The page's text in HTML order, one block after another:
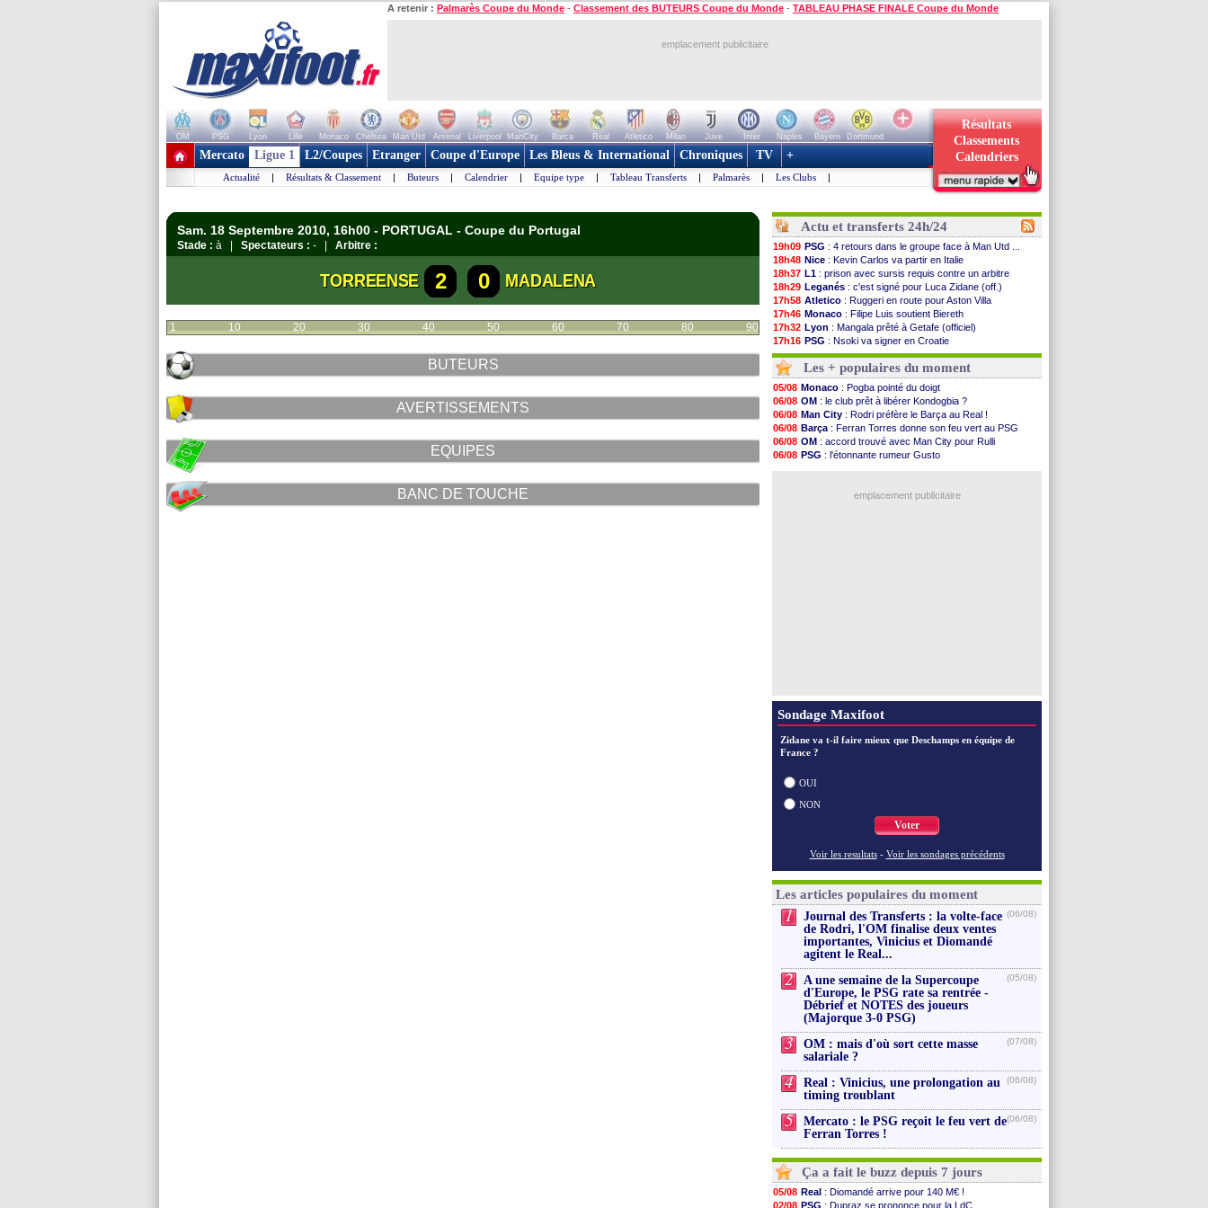
A retenir : Palmarès Coupe du Monde - Classement des BUTEURS Coupe du Monde - TABLEAU PHASE FINALE Coupe du Monde
emplacement publicitaire
OM PSG Lyon Lille Monaco Chelsea Man Utd Arsenal Liverpool ManCity Barca Real Atletico Milan Juve Inter Naples Bayern
Dortmund
+ de clubs
Résultats
Classements
Calendriers
Mercato Ligue 1 L2/Coupes Etranger Coupe d'Europe Les Bleus & International Chroniques TV +
Actualité | Résultats & Classement | Buteurs | Calendrier | Equipe type | Tableau Transferts | Palmarès | Les Clubs |
Sam. 18 Septembre 2010, 16h00 - PORTUGAL - Coupe du Portugal
Stade : à | Spectateurs : - | Arbitre :
TORREENSE 2 0 MADALENA
1 10 20 30 40 50 60 70 80 90
BUTEURS
AVERTISSEMENTS
EQUIPES
BANC DE TOUCHE
Actu et transferts 24h/24
19h09 PSG : 4 retours dans le groupe face à Man Utd ...
18h48 Nice : Kevin Carlos va partir en Italie
18h37 L1 : prison avec sursis requis contre un arbitre
18h29 Leganés : c'est signé pour Luca Zidane (off.)
17h58 Atletico : Ruggeri en route pour Aston Villa
17h46 Monaco : Filipe Luis soutient Biereth
17h32 Lyon : Mangala prêté à Getafe (officiel)
17h16 PSG : Nsoki va signer en Croatie
16h59 Arsenal: Naples vise Gabriel Jesus
16h37
Real : Mastantuono prêté à la Fiorentina (off.)
16h33 Man City: accord avec le Barça pour Rodri ?
16h27
Rennes : Haise a prolongé (officiel)
16h22
Palace: Tomiyasu a convaincu (officiel)
16h07
OM : B. Genesio - "ce n'est pas idéal"
15h46
TFC: Sion Oppong signe pour 4 ans (officiel)
15h41
PSG: Liverpool va proposer 115 M€ pour ...
15h20
Norvège: la démission d'Infantino réclamée
: Luca Zidane va changer de club
Les + populaires du moment
05/08 Monaco : Pogba pointé du doigt
06/08 OM : le club prêt à libérer Kondogbia ?
06/08 Man City : Rodri préfère le Barça au Real !
06/08 Barça : Ferran Torres donne son feu vert au PSG
06/08 OM : accord trouvé avec Man City pour Rulli
06/08 PSG : l'étonnante rumeur Gusto
emplacement publicitaire
Sondage Maxifoot
Zidane va t-il faire mieux que Deschamps en équipe de
France ?
OUI
NON
Voter
Voir les resultats - Voir les sondages précédents
Les articles populaires du moment
1
Journal des Transferts : la volte-face
de Rodri, l'OM finalise deux ventes
importantes, Vinicius et Diomandé
agitent le Real...
(06/08)
2
A une semaine de la Supercoupe
d'Europe, le PSG rate sa rentrée -
Débrief et NOTES des joueurs
(Majorque 3-0 PSG)
(05/08)
3
OM : mais d'où sort cette masse
salariale ?
(07/08)
4
Real : Vinicius, une prolongation au
timing troublant
(06/08)
5
Mercato : le PSG reçoit le feu vert de
Ferran Torres !
(06/08)
Ça a fait le buzz depuis 7 jours
05/08 Real : Diomandé arrive pour 140 M€ !
02/08 PSG : Dupraz se prononce pour la LdC